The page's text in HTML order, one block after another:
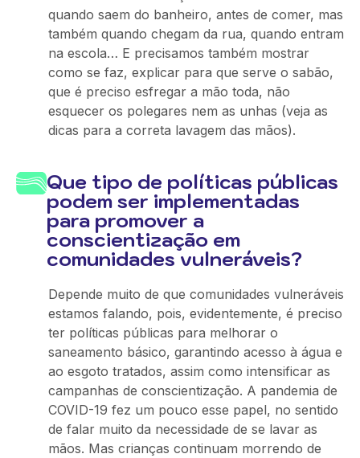
quando saem do banheiro, antes de comer, mas
também quando chegam da rua, quando entram
na escola… E precisamos também mostrar
como se faz, explicar para que serve o sabão,
que é preciso esfregar a mão toda, não
esquecer os polegares nem as unhas (veja as
dicas para a correta lavagem das mãos).
Que tipo de políticas públicas
podem ser implementadas
para promover a
conscientização em
comunidades vulneráveis?
Depende muito de que comunidades vulneráveis
estamos falando, pois, evidentemente, é preciso
ter políticas públicas para melhorar o
saneamento básico, garantindo acesso à água e
ao esgoto tratados, assim como intensificar as
campanhas de conscientização. A pandemia de
COVID-19 fez um pouco esse papel, no sentido
de falar muito da necessidade de se lavar as
mãos. Mas crianças continuam morrendo de